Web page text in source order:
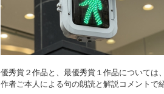
優秀賞２作品と、最優秀賞１作品については、
作者ご本人による句の朗読と解説コメントで